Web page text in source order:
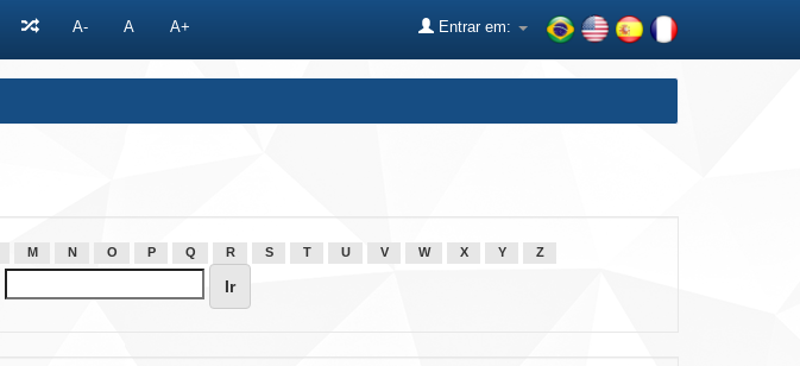
A- A A+ Entrar em:
M N O P Q R S T U V W X Y Z